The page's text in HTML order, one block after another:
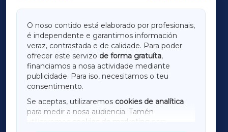
O noso contido está elaborado por profesionais,
é independente e garantimos información
veraz, contrastada e de calidade. Para poder
ofrecer este servizo de forma gratuíta,
financiamos a nosa actividade mediante
publicidade. Para iso, necesitamos o teu
consentimento.
Se aceptas, utilizaremos cookies de analítica
para medir a nosa audiencia. Tamén
utilizaremos
cookies de marketing
LUGOXA
TERRACHAXA
AMARIÑAXA